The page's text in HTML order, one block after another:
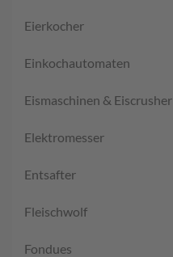
Eierkocher
Einkochautomaten
Eismaschinen & Eiscrusher
Elektromesser
Entsafter
Fleischwolf
Fondues